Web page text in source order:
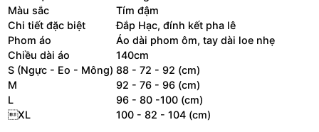
Màu sắc
Tím đậm
Chi tiết đặc biệt
Đắp Hạc, đính kết pha lê
Phom áo
Áo dài phom ôm, tay dài loe nhẹ
Chiều dài áo
140cm
S (Ngực - Eo - Mông) 88 - 72 - 92 (cm)
M
92 - 76 - 96 (cm)
L
96 - 80 -100 (cm)
XL
100 - 82 - 104 (cm)